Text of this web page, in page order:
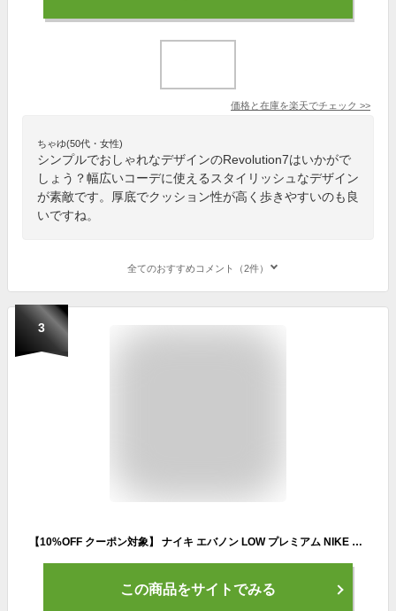
価格と在庫を楽天でチェック >>
ちゃゆ(50代・女性)
シンプルでおしゃれなデザインのRevolution7はいかがで
しょう？幅広いコーデに使えるスタイリッシュなデザイン
が素敵です。厚底でクッション性が高く歩きやすいのも良
いですね。
全てのおすすめコメント（2件）
3
【10%OFF クーポン対象】 ナイキ エバノン LOW プレミアム NIKE シューズ ライフスタイル スニーカー Sportswear メンズ 白 靴 aq1774-102 アウトドア 通勤 パステル ギフト salemens
この商品をサイトでみる